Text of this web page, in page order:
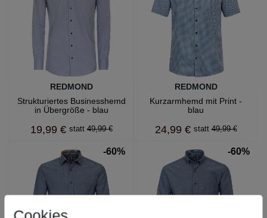
REDMOND
Strukturiertes Businesshemd
in Übergröße - blau
19,99 € 49,99 €
REDMOND
Kurzarmhemd mit Print -
blau
24,99 € 49,99 €
-60% -60%